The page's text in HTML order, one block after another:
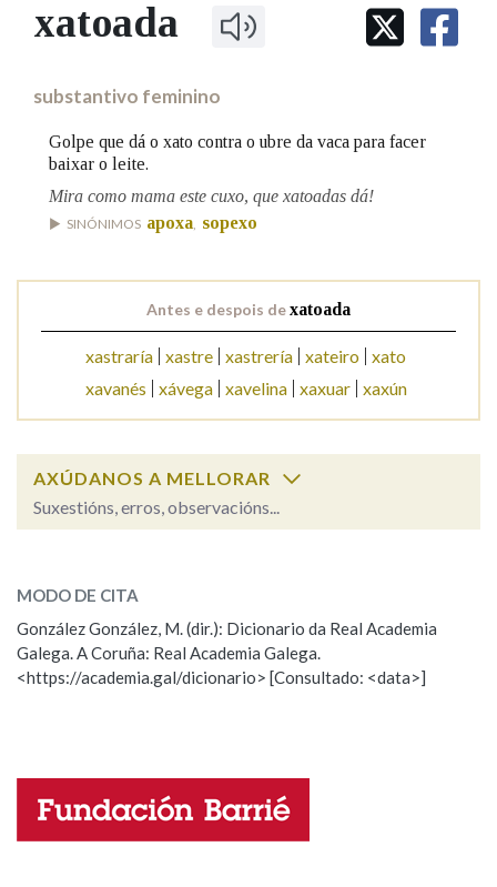
IDENTIDADE CORPORATIVA
MARCIAL DEL ADALID
FIGURAS HOMENAXEADAS
PRIMAVERA DAS LETRAS
Facebook
TwitterYoutubeInstagramBluesky
BUSCAR NOS LEMAS
Remata por
BUSCAR NO CONTIDO
Nas definicións
Nos exemplos
OUTRAS OPCIÓNS DE BUSCA
xatoada
substantivo feminino
Golpe que dá o xato contra o ubre da vaca para facer
baixar o leite.
Mira como mama este cuxo, que xatoadas dá!
SINÓNIMOS apoxa sopexo
Antes e despois dexatoada
xastraría xastre xastrería xateiro xato
xavanés
xávega xavelina xaxuar xaxún
AXÚDANOS A MELLORAR
Suxestións, erros, observacións...
ESCOLLE UNHA OPCIÓN:
Observación Hai un erro na palabra
Propoño mellorar a definición
Nome
MODO DE CITA
González González, M. (dir.): Dicionario da Real Academia
Galega. A Coruña: Real Academia Galega.
<https://academia.gal/dicionario> [Consultado: <data>]